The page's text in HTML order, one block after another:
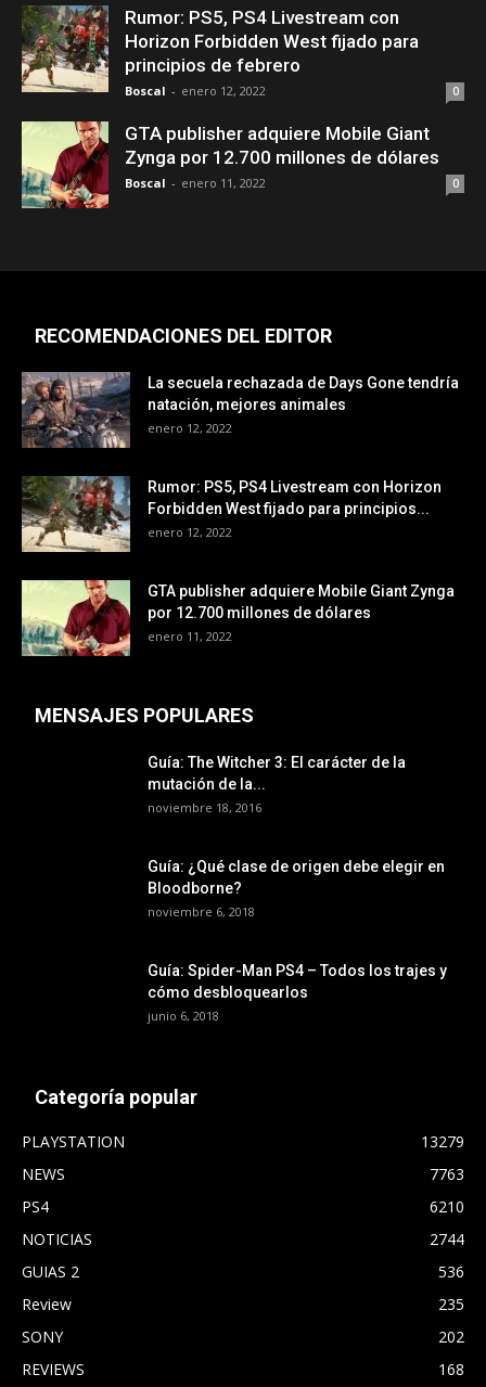
Rumor: PS5, PS4 Livestream con
Horizon Forbidden West fijado para
principios de febrero
Boscal - enero 12, 2022 0
GTA publisher adquiere Mobile Giant
Zynga por 12.700 millones de dólares
Boscal - enero 11, 2022 0
RECOMENDACIONES DEL EDITOR
La secuela rechazada de Days Gone tendría
natación, mejores animales
enero 12, 2022
Rumor: PS5, PS4 Livestream con Horizon
Forbidden West fijado para principios...
enero 12, 2022
GTA publisher adquiere Mobile Giant Zynga
por 12.700 millones de dólares
enero 11, 2022
MENSAJES POPULARES
Guía: The Witcher 3: El carácter de la
mutación de la...
noviembre 18, 2016
Guía: ¿Qué clase de origen debe elegir en
Bloodborne?
noviembre 6, 2018
Guía: Spider-Man PS4 – Todos los trajes y
cómo desbloquearlos
junio 6, 2018
Categoría popular
PLAYSTATION
13279
NEWS
7763
PS4
6210
NOTICIAS
2744
GUIAS 2
536
Review
235
SONY
202
REVIEWS
168